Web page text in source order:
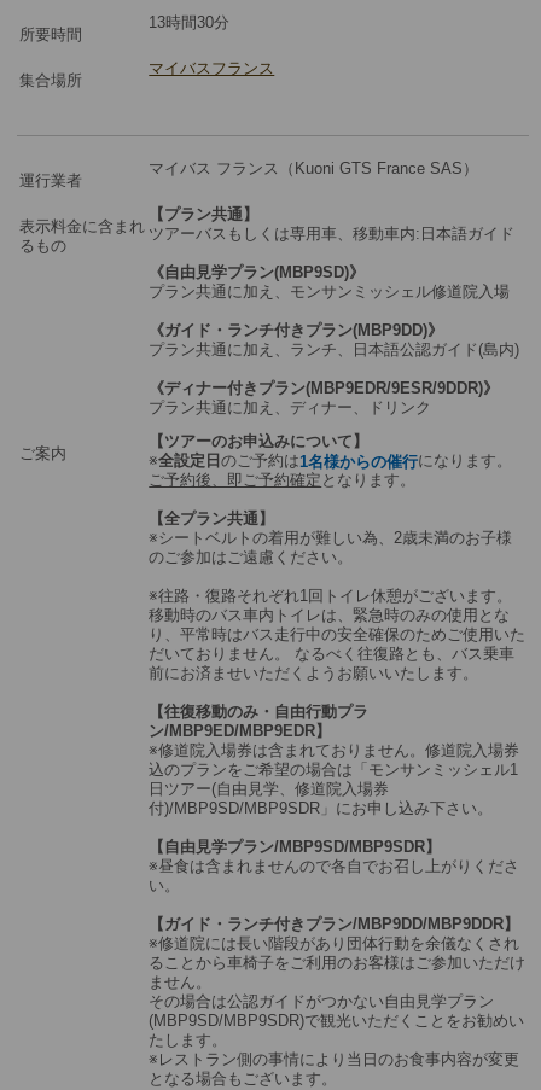
所要時間
13時間30分
集合場所
マイバスフランス
運行業者
マイバス フランス（Kuoni GTS France SAS）
表示料金に含まれ
るもの
【プラン共通】
ツアーバスもしくは専用車、移動車内:日本語ガイド
《自由見学プラン(MBP9SD)》
プラン共通に加え、モンサンミッシェル修道院入場
《ガイド・ランチ付きプラン(MBP9DD)》
プラン共通に加え、ランチ、日本語公認ガイド(島内)
《ディナー付きプラン(MBP9EDR/9ESR/9DDR)》
プラン共通に加え、ディナー、ドリンク
ご案内
【ツアーのお申込みについて】
※全設定日のご予約は1名様からの催行になります。
ご予約後、即ご予約確定 となります。
【全プラン共通】
※シートベルトの着用が難しい為、2歳未満のお子様
のご参加はご遠慮ください。
※往路・復路それぞれ1回トイレ休憩がございます。
移動時のバス車内トイレは、緊急時のみの使用とな
り、平常時はバス走行中の安全確保のためご使用いた
だいておりません。 なるべく往復路とも、バス乗車
前にお済ませいただくようお願いいたします。
【往復移動のみ・自由行動プラ
ン/MBP9ED/MBP9EDR】
※修道院入場券は含まれておりません。修道院入場券
込のプランをご希望の場合は「モンサンミッシェル1
日ツアー(自由見学、修道院入場券
付)/MBP9SD/MBP9SDR」にお申し込み下さい。
【自由見学プラン/MBP9SD/MBP9SDR】
※昼食は含まれませんので各自でお召し上がりくださ
い。
【ガイド・ランチ付きプラン/MBP9DD/MBP9DDR】
※修道院には長い階段があり団体行動を余儀なくされ
ることから車椅子をご利用のお客様はご参加いただけ
ません。
その場合は公認ガイドがつかない自由見学プラン
(MBP9SD/MBP9SDR)で観光いただくことをお勧めい
たします。
※レストラン側の事情により当日のお食事内容が変更
となる場合もございます。